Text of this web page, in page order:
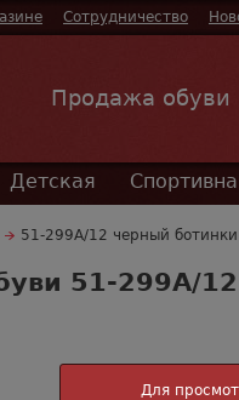
Сотрудничество
Продажа
Детская
51-299А/12 черный
51-299А/
Для